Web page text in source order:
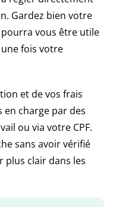
Gardez bien votre
vous être utile
fois votre
et de vos frais
en charge par des
ou via votre CPF.
sans avoir vérifié
plus clair dans les